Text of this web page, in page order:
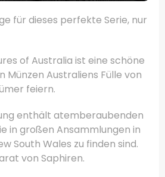
für dieses perfekte Serie, nur
of Australia ist eine schöne
Münzen Australiens Fülle von
feiern.
enthält atemberaubenden
in großen Ansammlungen in
South Wales zu finden sind.
von Saphiren.